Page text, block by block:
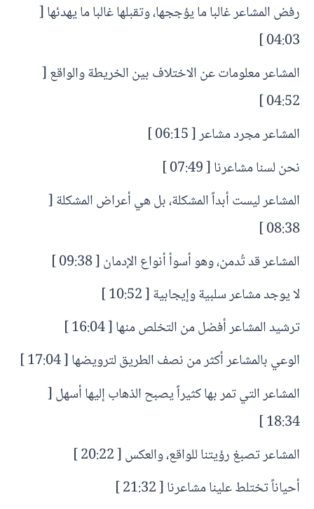
رفض المشاعر غالبا ما يؤججها، وتقبلها غالبا ما يهدئها [
04:03 ]
المشاعر معلومات عن الاختلاف بين الخريطة والواقع [
04:52 ]
المشاعر مجرد مشاعر [ 06:15 ]
نحن لسنا مشاعرنا [ 07:49 ]
المشاعر ليست أبداً المشكلة، بل هي أعراض المشكلة [
08:38 ]
المشاعر قد تُدمن، وهو أسوأ أنواع الإدمان [ 09:38 ]
لا يوجد مشاعر سلبية وإيجابية [ 10:52 ]
ترشيد المشاعر أفضل من التخلص منها [ 16:04 ]
الوعي بالمشاعر أكثر من نصف الطريق لترويضها [ 17:04 ]
المشاعر التي تمر بها كثيراً يصبح الذهاب إليها أسهل [
18:34 ]
المشاعر تصبغ رؤيتنا للواقع، والعكس [ 20:22 ]
أحياناً تختلط علينا مشاعرنا [ 21:32 ]